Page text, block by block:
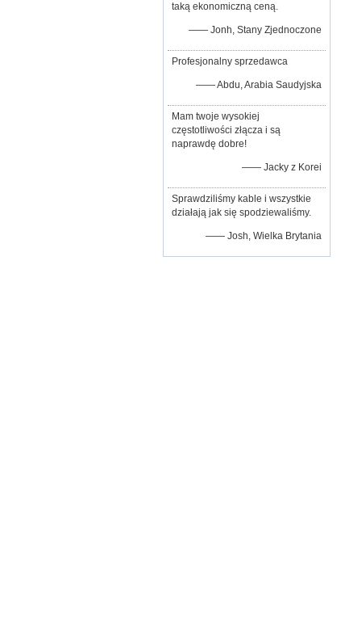
taką ekonomiczną ceną.
—— Jonh, Stany Zjednoczone
Profesjonalny sprzedawca
—— Abdu, Arabia Saudyjska
Mam twoje wysokiej
częstotliwości złącza i są
naprawdę dobre!
—— Jacky z Korei
Sprawdziliśmy kable i wszystkie
działają jak się spodziewaliśmy.
—— Josh, Wielka Brytania